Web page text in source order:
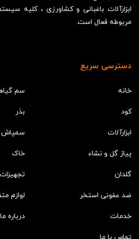
ابزارآلات باغبانی و کشاورزی ، کلیه
مربوطه فعال است.
دسترسی سریع
خانه سم
کود بذر
ابزارآلات سمپاش
پیاز گل و نشاء خاک
گلدان
ضد عفونی استخر لوازم
خدمات درباره ما
تماس با ما